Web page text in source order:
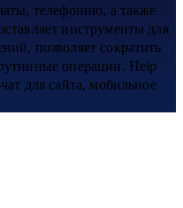
телефонию, а также
инструменты для
позволяет сократить
операции. Help
для сайта, мобильное